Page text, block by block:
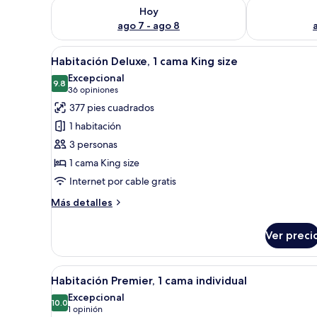
Hoy
ago 7 - ago 8
Abrir
todas
las
fotos
de
Habitación
Deluxe,
1
cama
King
Habitación de hotel moderna
8
Habitación Deluxe, 1 cama King size
9.89.8 de 10
Excepcional
36 opiniones
(36
opiniones)
377 pies cuadrados
1 habitación
3 personas
1 cama King size
Internet por cable gratis
Más detalles
Más
Deluxe,
cama
King
size
Ver
Abrir
todas
las
Una habitación de hotel con
9
Habitación Premier, 1 cama individual
10.010.0 de 10
Excepcional
1 opinión
(1